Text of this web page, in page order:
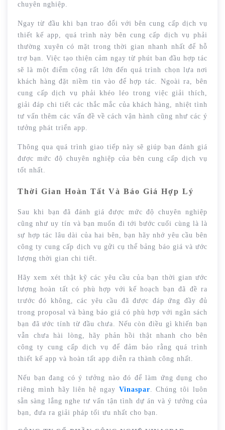
chuyên nghiệp.
Ngay từ đầu khi bạn trao đổi với bên cung cấp dịch vụ
thiết kế app, quá trình này bên cung cấp dịch vụ phải
thường xuyên có mặt trong thời gian nhanh nhất để hỗ
trợ bạn. Việc tạo thiện cảm ngay từ phút ban đầu hợp tác
sẽ là một điểm cộng rất lớn đến quá trình chọn lựa nơi
khách hàng đặt niềm tin vào để hợp tác. Ngoài ra, bên
cung cấp dịch vụ phải khéo léo trong việc giải thích,
giải đáp chi tiết các thắc mắc của khách hàng, nhiệt tình
tư vấn thêm các vấn đề về cách vận hành cũng như các ý
tưởng phát triển app.
Thông qua quá trình giao tiếp này sẽ giúp bạn đánh giá
được mức độ chuyên nghiệp của bên cung cấp dịch vụ
tốt nhất.
Thời Gian Hoàn Tất Và Báo Giá Hợp Lý
Sau khi bạn đã đánh giá được mức độ chuyên nghiệp
cũng như uy tín và bạn muốn đi tới bước cuối cùng là là
sự hợp tác lâu dài của hai bên, bạn hãy nhớ yêu cầu bên
công ty cung cấp dịch vụ gửi cụ thể bảng báo giá và ước
lượng thời gian chi tiết.
Hãy xem xét thật kỹ các yêu cầu của bạn thời gian ước
lượng hoàn tất có phù hợp với kế hoạch bạn đã đề ra
trước đó không, các yêu cầu đã được đáp ứng đầy đủ
trong proposal và bàng báo giá có phù hợp với ngân sách
bạn đã ước tính từ đầu chưa. Nếu còn điều gì khiến bạn
vẫn chưa hài lòng, hãy phản hồi thật nhanh cho bên
công ty cung cấp dịch vụ để đảm bảo rằng quá trình
thiết kế app và hoàn tất app diễn ra thành công nhất.
Nếu bạn đang có ý tưởng nào đó để làm ứng dụng cho
riêng mình hãy liên hệ ngay Vinaspar. Chúng tôi luôn
sẵn sàng lắng nghe tư vấn tận tình dự án và ý tưởng của
bạn, đưa ra giải pháp tối ưu nhất cho bạn.